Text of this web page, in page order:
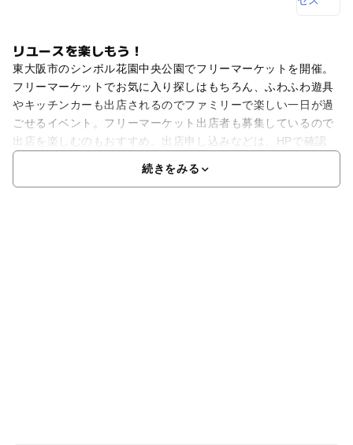
リユースを楽しもう！
東大阪市のシンボル花園中央公園でフリーマーケットを開催。
フリーマーケットでお気に入り探しはもちろん、ふわふわ遊具
やキッチンカーも出店されるのでファミリーで楽しい一日が過
ごせるイベント。フリーマーケット出店者も募集しているので
出店を楽しむのもおすすめ。出店申し込みなどは、HPで確認
続きをみる